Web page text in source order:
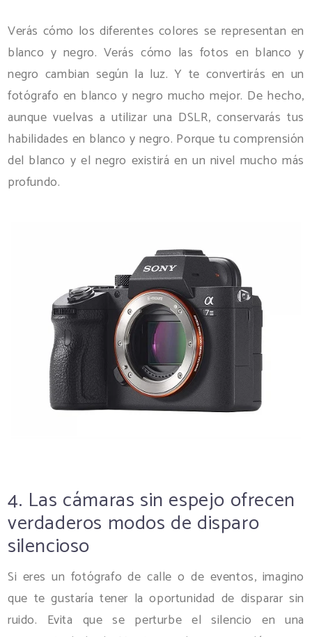
Verás cómo los diferentes colores se representan en
blanco y negro. Verás cómo las fotos en blanco y
negro cambian según la luz. Y te convertirás en un
fotógrafo en blanco y negro mucho mejor. De hecho,
aunque vuelvas a utilizar una DSLR, conservarás tus
habilidades en blanco y negro. Porque tu comprensión
del blanco y el negro existirá en un nivel mucho más
profundo.
4. Las cámaras sin espejo ofrecen
verdaderos modos de disparo
silencioso
Si eres un fotógrafo de calle o de eventos, imagino
que te gustaría tener la oportunidad de disparar sin
ruido. Evita que se perturbe el silencio en una